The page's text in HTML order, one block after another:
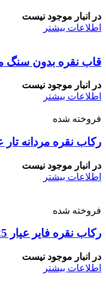
در انبار موجود نیست
اطلاعات بیشتر
قاب نقره بدون سنگ
در انبار موجود نیست
اطلاعات بیشتر
فروخته شده
رکاب نقره مردانه تار عیار 925 آبکاری
در انبار موجود نیست
اطلاعات بیشتر
فروخته شده
رکاب نقره فایر عیار 925 سربرنجی
در انبار موجود نیست
اطلاعات بیشتر